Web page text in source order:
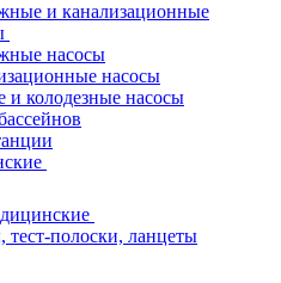
и канализационные
насосы
насосы
колодезные насосы
тест-полоски, ланцеты